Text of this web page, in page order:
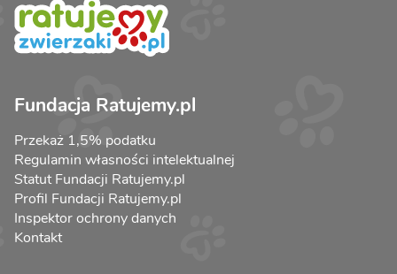
Fundacja Ratujemy.pl
Przekaż 1,5% podatku
Regulamin własności intelektualnej
Statut Fundacji Ratujemy.pl
Profil Fundacji Ratujemy.pl
Inspektor ochrony danych
Kontakt